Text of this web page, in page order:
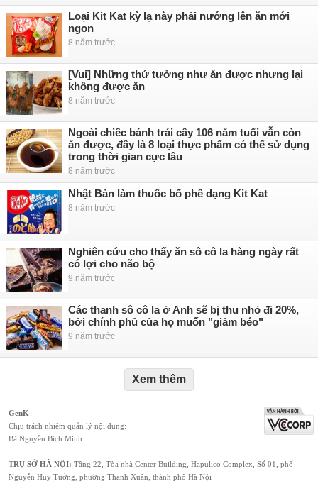
Loại Kit Kat kỳ lạ này phải nướng lên ăn mới
ngon
8 năm trước
[Vui] Những thứ tưởng như ăn được nhưng lại
không được ăn
8 năm trước
Ngoài chiếc bánh trái cây 106 năm tuổi vẫn còn
ăn được, đây là 8 loại thực phẩm có thể sử dụng
trong thời gian cực lâu
8 năm trước
Nhật Bản làm thuốc bổ phế dạng Kit Kat
8 năm trước
Nghiên cứu cho thấy ăn sô cô la hàng ngày rất
có lợi cho não bộ
9 năm trước
Các thanh sô cô la ở Anh sẽ bị thu nhỏ đi 20%,
bởi chính phủ của họ muốn "giảm béo"
9 năm trước
Xem thêm
GenK
Chịu trách nhiệm quản lý nội dung:
Bà Nguyễn Bích Minh
TRỤ SỞ HÀ NỘI: Tầng 22, Tòa nhà Center Building, Hapulico Complex, Số 01, phố
Nguyễn Huy Tưởng, phường Thanh Xuân, thành phố Hà Nội